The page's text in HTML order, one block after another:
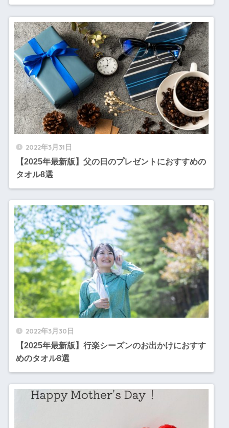
2022年3月31日
【2025年最新版】父の日のプレゼントにおすすめの
タオル8選
2022年3月30日
【2025年最新版】行楽シーズンのお出かけにおすす
めのタオル8選